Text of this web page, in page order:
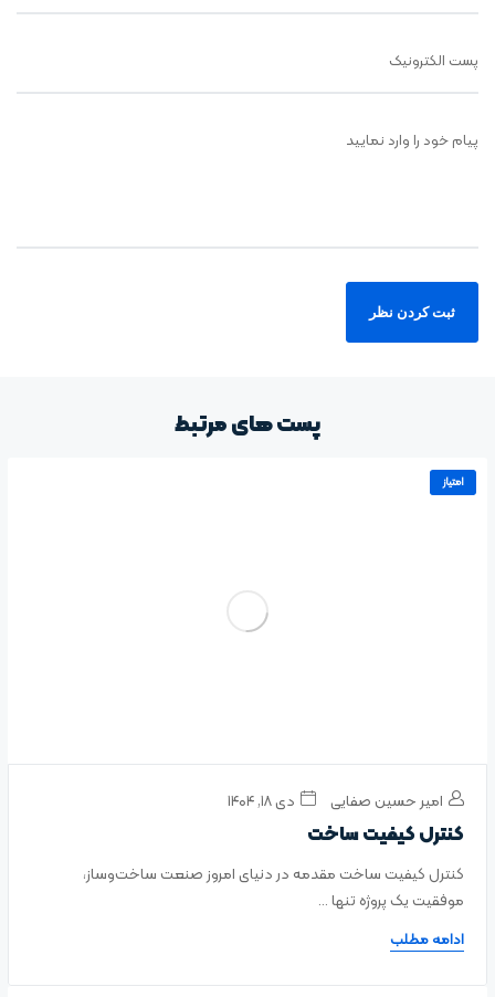
پست الکترونیک
پیام خود را وارد نمایید
پست های مرتبط
امتیاز
امیر حسین صفایی دی ۱۸, ۱۴۰۴
کنترل کیفیت ساخت
کنترل کیفیت ساخت مقدمه در دنیای امروز صنعت ساخت‌وساز،
موفقیت یک پروژه تنها ...
ادامه مطلب